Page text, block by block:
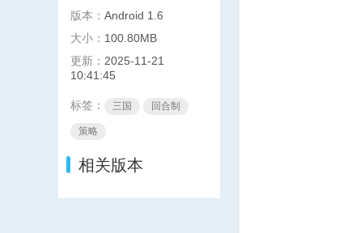
版本： Android 1.6
大小： 100.80MB
更新： 2025-11-21
10:41:45
标签： 三国 回合制
策略
相关版本